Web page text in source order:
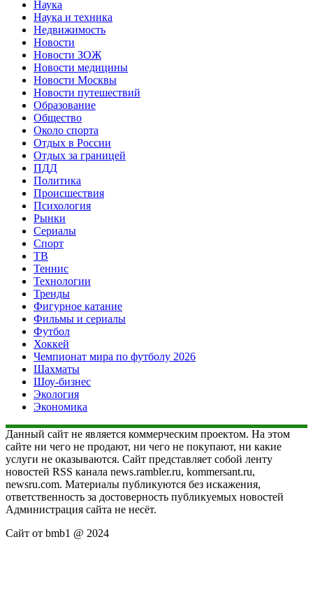
Наука
Наука и техника
Недвижимость
Новости
Новости ЗОЖ
Новости медицины
Новости Москвы
Новости путешествий
Образование
Общество
Около спорта
Отдых в России
Отдых за границей
ПДД
Политика
Происшествия
Психология
Рынки
Сериалы
Спорт
ТВ
Теннис
Технологии
Тренды
Фигурное катание
Фильмы и сериалы
Футбол
Хоккей
Чемпионат мира по футболу 2026
Шахматы
Шоу-бизнес
Экология
Экономика
Данный сайт не является коммерческим проектом. На этом
сайте ни чего не продают, ни чего не покупают, ни какие
услуги не оказываются. Сайт представляет собой ленту
новостей RSS канала news.rambler.ru, kommersant.ru,
newsru.com. Материалы публикуются без искажения,
ответственность за достоверность публикуемых новостей
Администрация сайта не несёт.
Сайт от bmb1 @ 2024